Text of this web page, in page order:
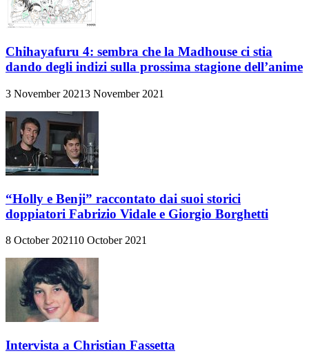
Chihayafuru 4: sembra che la Madhouse ci stia
dando degli indizi sulla prossima stagione dell’anime
3 November 20213 November 2021
“Holly e Benji” raccontato dai suoi storici
doppiatori Fabrizio Vidale e Giorgio Borghetti
8 October 202110 October 2021
Intervista a Christian Fassetta